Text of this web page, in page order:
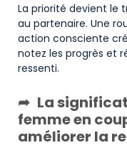
La priorité devient le
au partenaire. Une
action consciente
notez les progrès et
ressenti.
La
femme en
améliorer la